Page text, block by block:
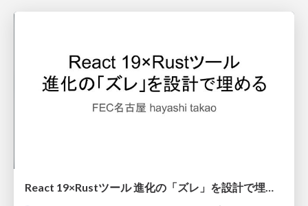
React 19×Rustツール 進化の「ズレ」を設計で埋める